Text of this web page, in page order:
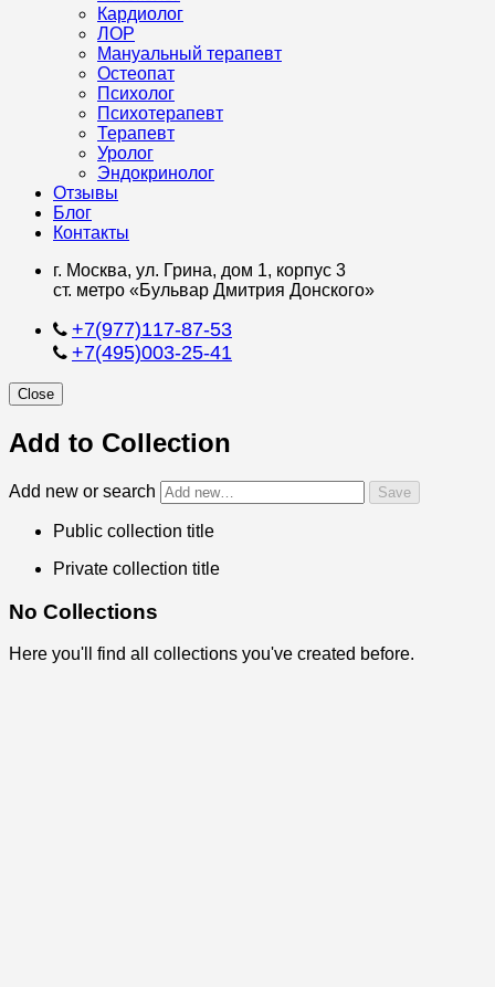
Кардиолог
ЛОР
Мануальный терапевт
Остеопат
Психолог
Психотерапевт
Терапевт
Уролог
Эндокринолог
Отзывы
Блог
Контакты
г. Москва, ул. Грина, дом 1, корпус 3
ст. метро «Бульвар Дмитрия Донского»
+7(977)117-87-53
+7(495)003-25-41
Close
Add to Collection
Add new or search
Public collection title
Private collection title
No Collections
Here you'll find all collections you've created before.